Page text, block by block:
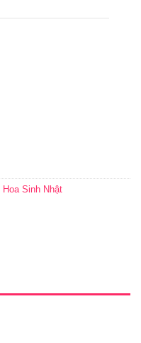
Hoa Sinh Nhật